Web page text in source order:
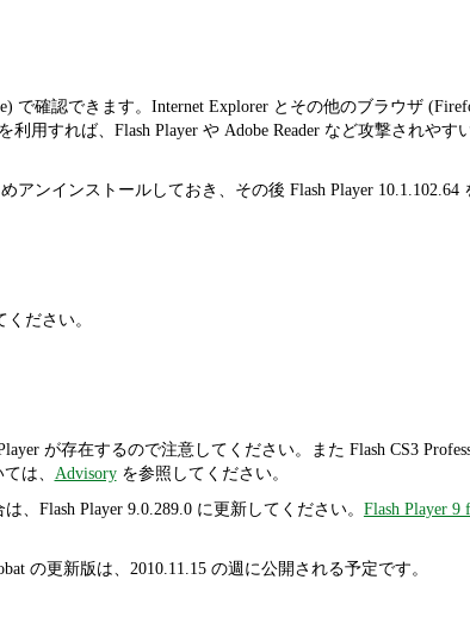
で確認できます。Internet Explorer とその他のブラウザ
を利用すれば、Flash Player や Adobe Reader など攻撃されやす
アンインストールしておき、その後 Flash Player 10.1.102.64
ださい。
が存在するので注意してください。また Flash CS3
は、 Advisoryを参照してください。
、Flash Player 9.0.289.0 に更新してください。 Flash Player 9
の更新版は、2010.11.15 の週に公開される予定です。